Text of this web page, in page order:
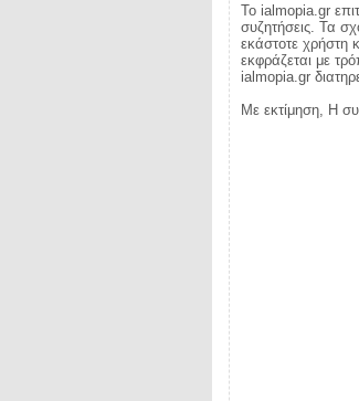
Το ialmopia.gr
συζητήσεις. Τα
εκάστοτε χρήστη
εκφράζεται με
ialmopia.gr
Με εκτίμηση, Η